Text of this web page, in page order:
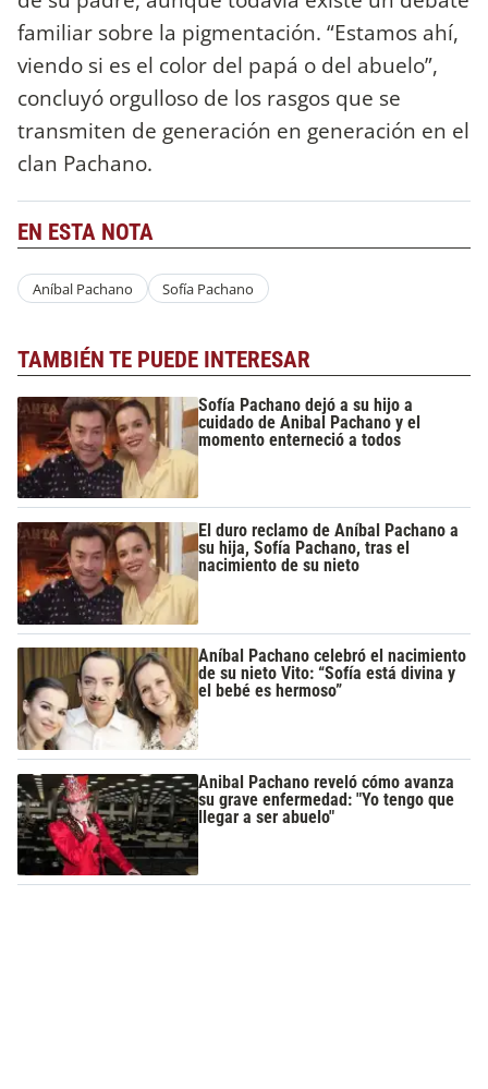
familiar sobre la pigmentación. “Estamos ahí,
viendo si es el color del papá o del abuelo”,
concluyó orgulloso de los rasgos que se
transmiten de generación en generación en el
clan Pachano.
EN ESTA NOTA
Aníbal Pachano Sofía Pachano
TAMBIÉN TE PUEDE INTERESAR
Sofía Pachano dejó a su hijo a
cuidado de Anibal Pachano y el
momento enterneció a todos
El duro reclamo de Aníbal Pachano a
su hija, Sofía Pachano, tras el
nacimiento de su nieto
Aníbal Pachano celebró el nacimiento
de su nieto Vito: “Sofía está divina y
el bebé es hermoso”
Anibal Pachano reveló cómo avanza
su grave enfermedad: "Yo tengo que
llegar a ser abuelo"